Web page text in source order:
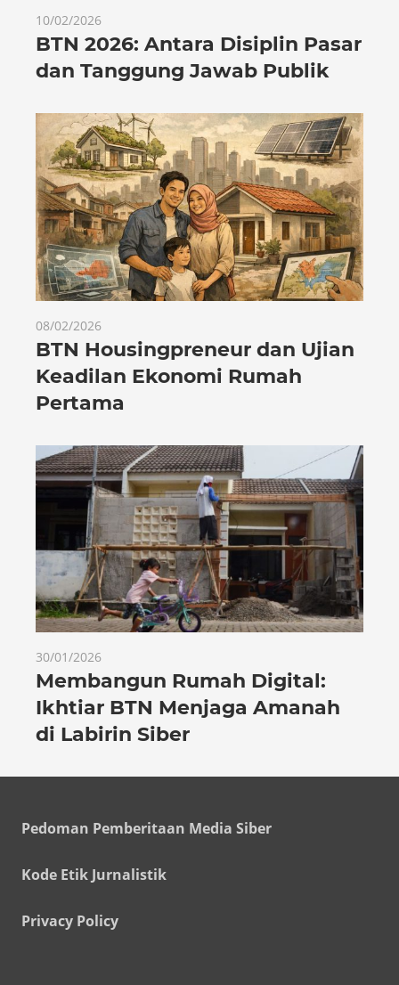
10/02/2026
BTN 2026: Antara Disiplin Pasar
dan Tanggung Jawab Publik
08/02/2026
BTN Housingpreneur dan Ujian
Keadilan Ekonomi Rumah
Pertama
30/01/2026
Membangun Rumah Digital:
Ikhtiar BTN Menjaga Amanah
di Labirin Siber
Pedoman Pemberitaan Media Siber
Kode Etik Jurnalistik
Privacy Policy